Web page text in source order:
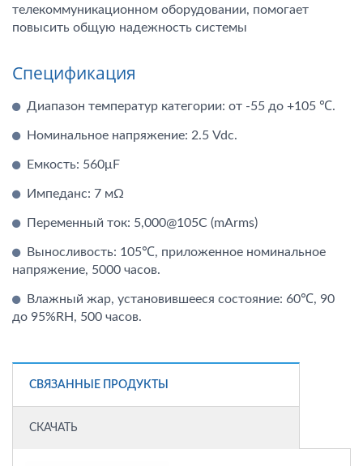
телекоммуникационном оборудовании, помогает
повысить общую надежность системы
Спецификация
Диапазон температур категории: от -55 до +105 ℃.
Номинальное напряжение: 2.5 Vdc.
Емкость: 560μF
Импеданс: 7 мΩ
Переменный ток: 5,000@105C (mArms)
Выносливость: 105℃, приложенное номинальное
напряжение, 5000 часов.
Влажный жар, установившееся состояние: 60℃, 90
до 95%RH, 500 часов.
СВЯЗАННЫЕ ПРОДУКТЫ
СКАЧАТЬ